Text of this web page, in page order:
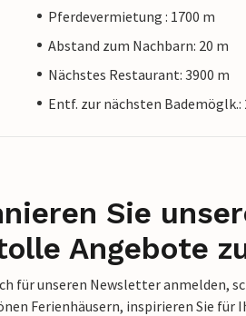
Pferdevermietung : 1700 m
Abstand zum Nachbarn: 20 m
Nächstes Restaurant: 3900 m
Entf. zur nächsten Bademöglk.:
Sie
Angebote
für unseren Newsletter anmelden,
Ferienhäusern, inspirieren Sie